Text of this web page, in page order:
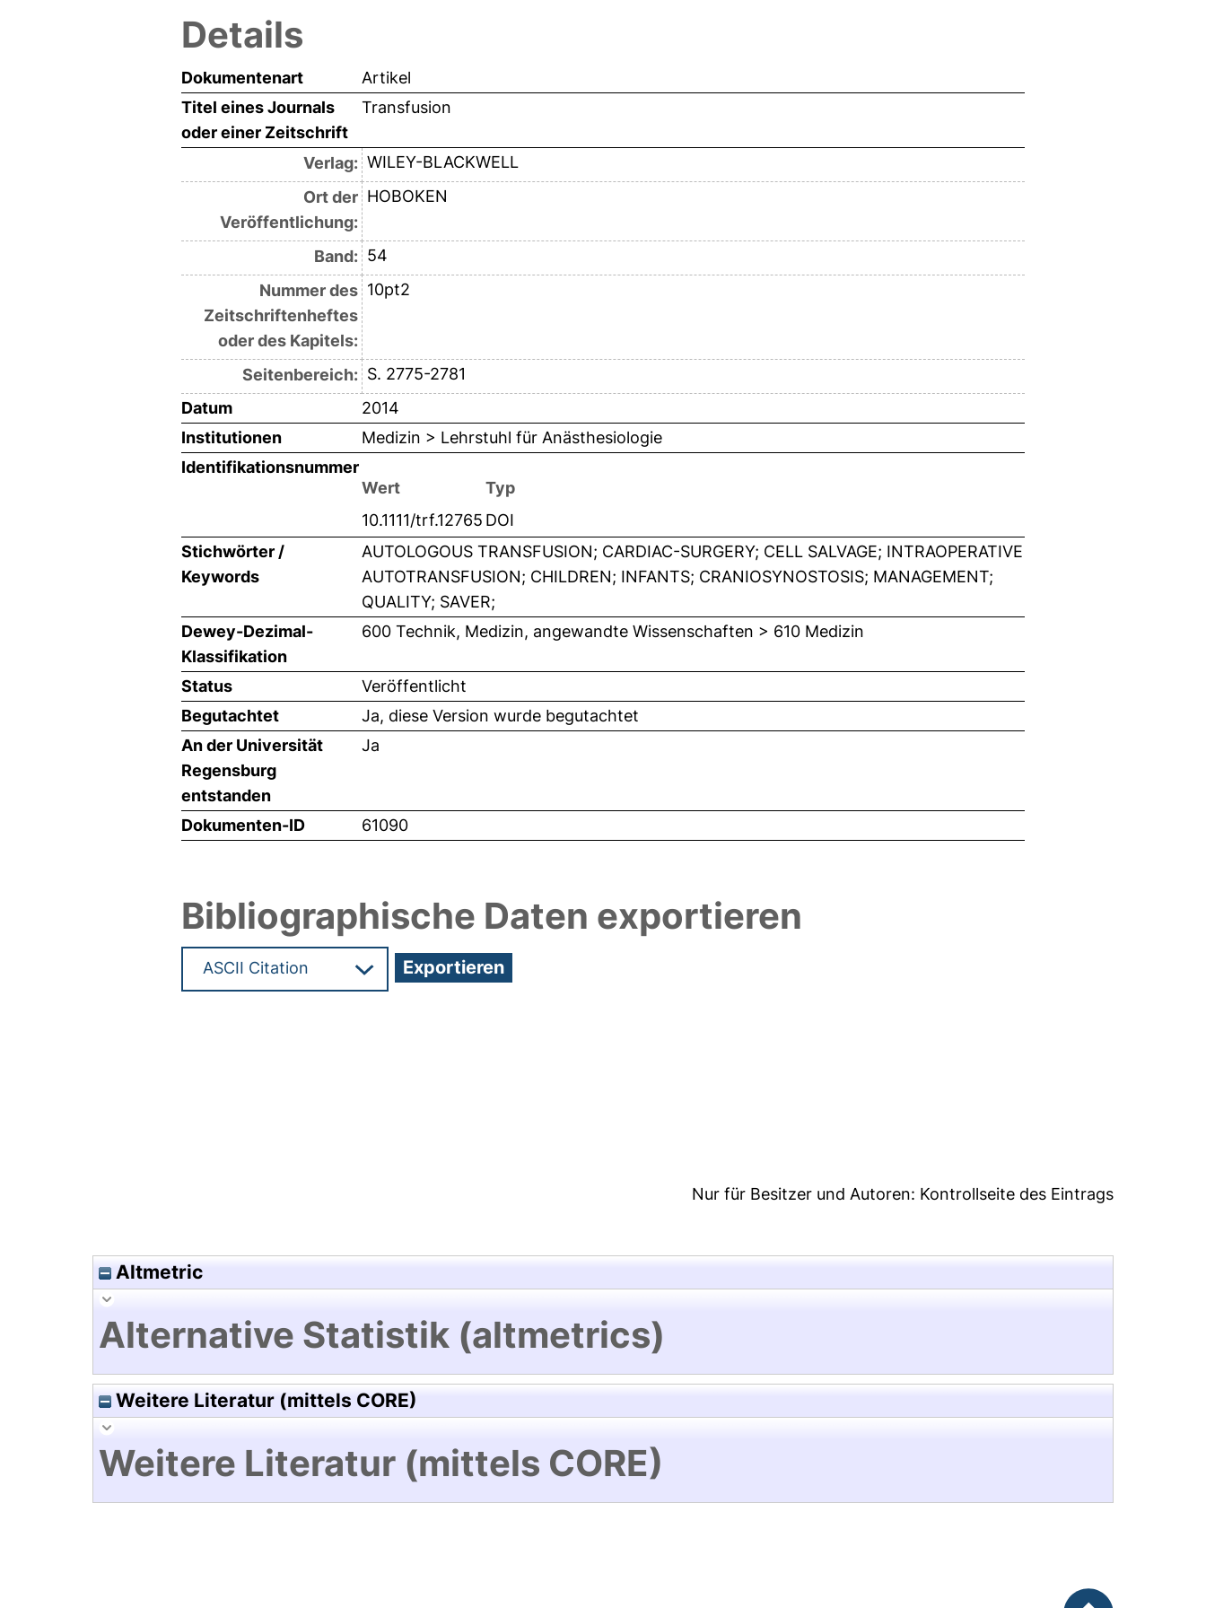
Details
Dokumentenart
Artikel
Titel eines Journals
oder einer Zeitschrift
Transfusion
Verlag: WILEY-BLACKWELL
Ort der
Veröffentlichung:
HOBOKEN
Band: 54
Nummer des
Zeitschriftenheftes
oder des Kapitels:
10pt2
Seitenbereich: S. 2775-2781
Datum
2014
Institutionen
Medizin > Lehrstuhl für Anästhesiologie
Identifikationsnummer
Wert
Typ
10.1111/trf.12765 DOI
Stichwörter /
Keywords
AUTOLOGOUS TRANSFUSION; CARDIAC-SURGERY; CELL SALVAGE; INTRAOPERATIVE
AUTOTRANSFUSION; CHILDREN; INFANTS; CRANIOSYNOSTOSIS; MANAGEMENT;
QUALITY; SAVER;
Dewey-Dezimal-
Klassifikation
600 Technik, Medizin, angewandte Wissenschaften > 610 Medizin
Status
Veröffentlicht
Begutachtet
Ja, diese Version wurde begutachtet
An der Universität
Regensburg
entstanden
Ja
Dokumenten-ID 61090
Bibliographische Daten exportieren
Nur für Besitzer und Autoren: Kontrollseite des Eintrags
Altmetric
Alternative Statistik (altmetrics)
Weitere Literatur (mittels CORE)
Weitere Literatur (mittels CORE)